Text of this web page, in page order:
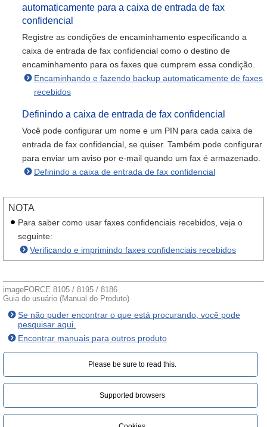
automaticamente para a caixa de entrada de fax
confidencial
Registre as condições de encaminhamento especificando a
caixa de entrada de fax confidencial como o destino de
encaminhamento para os faxes que cumprem essa condição.
Encaminhando e fazendo backup automaticamente de faxes
recebidos
Definindo a caixa de entrada de fax confidencial
Você pode configurar um nome e um PIN para cada caixa de
entrada de fax confidencial, se quiser. Também pode configurar
para enviar um aviso por e-mail quando um fax é armazenado.
Definindo a caixa de entrada de fax confidencial
NOTA
Para saber como usar faxes confidenciais recebidos, veja o
seguinte:
Verificando e imprimindo faxes confidenciais recebidos
imageFORCE 8105 / 8195 / 8186
Guia do usuário (Manual do Produto)
Se não puder encontrar o que está procurando, você pode
pesquisar aqui.
Encontrar manuais para outros produto
Please be sure to read this.‎
Supported browsers